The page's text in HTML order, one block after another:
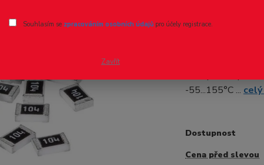
- 40 %
SMD
Výrobce YAGEO
0603 Pouzdro -
Max. prac.
-55...155°C ...
Dostupnost
Cena před slevou
Souhlasím se zpracováním osobních údajůpro účely registrace.
Zavřít